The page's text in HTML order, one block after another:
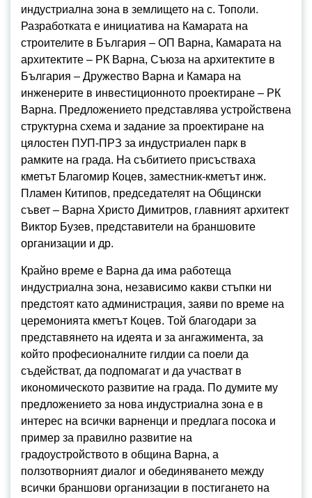
индустриална зона в землището на с. Тополи.
Разработката е инициатива на Камарата на
строителите в България – ОП Варна, Камарата на
архитектите – РК Варна, Съюза на архитектите в
България – Дружество Варна и Камара на
инженерите в инвестиционното проектиране – РК
Варна. Предложението представлява устройствена
структурна схема и задание за проектиране на
цялостен ПУП-ПРЗ за индустриален парк в
рамките на града. На събитието присъстваха
кметът Благомир Коцев, заместник-кметът инж.
Пламен Китипов, председателят на Общински
съвет – Варна Христо Димитров, главният архитект
Виктор Бузев, представители на браншовите
организации и др.
Крайно време е Варна да има работеща
индустриална зона, независимо какви стъпки ни
предстоят като администрация, заяви по време на
церемонията кметът Коцев. Той благодари за
представянето на идеята и за ангажимента, за
който професионалните гилдии са поели да
съдействат, да подпомагат и да участват в
икономическото развитие на града. По думите му
предложението за нова индустриална зона е в
интерес на всички варненци и предлага посока и
пример за правилно развитие на
градоустройството в община Варна, а
ползотворният диалог и обединяването между
всички браншови организации в постигането на